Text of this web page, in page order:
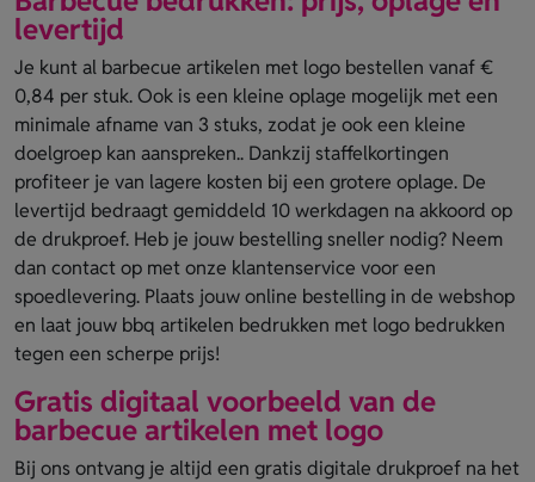
levertijd
Je kunt al barbecue artikelen met logo bestellen vanaf €
0,84 per stuk. Ook is een kleine oplage mogelijk met een
minimale afname van 3 stuks, zodat je ook een kleine
doelgroep kan aanspreken.. Dankzij staffelkortingen
profiteer je van lagere kosten bij een grotere oplage. De
levertijd bedraagt gemiddeld 10 werkdagen na akkoord op
de drukproef. Heb je jouw bestelling sneller nodig? Neem
dan contact op met onze klantenservice voor een
spoedlevering. Plaats jouw online bestelling in de webshop
en laat jouw bbq artikelen bedrukken met logo bedrukken
tegen een scherpe prijs!
Gratis digitaal voorbeeld van de
barbecue artikelen met logo
Bij ons ontvang je altijd een gratis digitale drukproef na het